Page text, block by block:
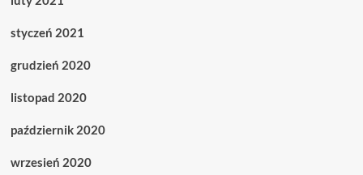
styczeń 2021
grudzień 2020
listopad 2020
październik 2020
wrzesień 2020